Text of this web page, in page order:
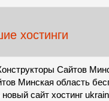
хостинги
Сайтов
Минская область
сайт хостинг